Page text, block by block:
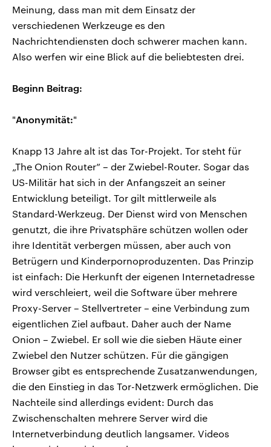
Meinung, dass man mit dem Einsatz der
verschiedenen Werkzeuge es den
Nachrichtendiensten doch schwerer machen kann.
Also werfen wir eine Blick auf die beliebtesten drei.
Beginn Beitrag:
"Anonymität:"
Knapp 13 Jahre alt ist das Tor-Projekt. Tor steht für
„The Onion Router” – der Zwiebel-Router. Sogar das
US-Militär hat sich in der Anfangszeit an seiner
Entwicklung beteiligt. Tor gilt mittlerweile als
Standard-Werkzeug. Der Dienst wird von Menschen
genutzt, die ihre Privatsphäre schützen wollen oder
ihre Identität verbergen müssen, aber auch von
Betrügern und Kinderpornoproduzenten. Das Prinzip
ist einfach: Die Herkunft der eigenen Internetadresse
wird verschleiert, weil die Software über mehrere
Proxy-Server – Stellvertreter – eine Verbindung zum
eigentlichen Ziel aufbaut. Daher auch der Name
Onion – Zwiebel. Er soll wie die sieben Häute einer
Zwiebel den Nutzer schützen. Für die gängigen
Browser gibt es entsprechende Zusatzanwendungen,
die den Einstieg in das Tor-Netzwerk ermöglichen. Die
Nachteile sind allerdings evident: Durch das
Zwischenschalten mehrere Server wird die
Internetverbindung deutlich langsamer. Videos